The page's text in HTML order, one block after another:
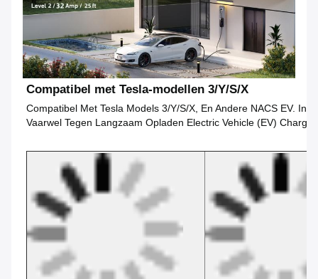
Compatibel met Tesla-modellen 3/Y/S/X
Compatibel Met Tesla Models 3/Y/S/X, En Andere NACS EV.
Vaarwel Tegen Langzaam Opladen Electric Vehicle (EV) Charger